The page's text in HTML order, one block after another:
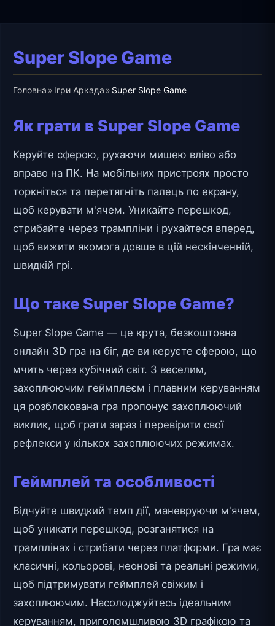
Super Slope Game
Головна » Ігри Аркада » Super Slope Game
Як грати в Super Slope Game
Керуйте сферою, рухаючи мишею вліво або
вправо на ПК. На мобільних пристроях просто
торкніться та перетягніть палець по екрану,
щоб керувати м'ячем. Уникайте перешкод,
стрибайте через трампліни і рухайтеся вперед,
щоб вижити якомога довше в цій нескінченній,
швидкій грі.
Що таке Super Slope Game?
Super Slope Game — це крута, безкоштовна
онлайн 3D гра на біг, де ви керуєте сферою, що
мчить через кубічний світ. З веселим,
захоплюючим геймплеєм і плавним керуванням
ця розблокована гра пропонує захоплюючий
виклик, щоб грати зараз і перевірити свої
рефлекси у кількох захоплюючих режимах.
Геймплей та особливості
Відчуйте швидкий темп дії, маневруючи м'ячем,
щоб уникати перешкод, розганятися на
трамплінах і стрибати через платформи. Гра має
класичні, кольорові, неонові та реальні режими,
щоб підтримувати геймплей свіжим і
захоплюючим. Насолоджуйтесь ідеальним
керуванням, приголомшливою 3D графікою та